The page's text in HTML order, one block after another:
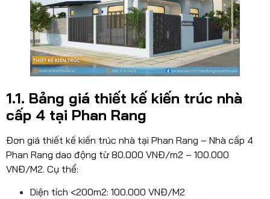
1.1. Bảng giá thiết kế kiến trúc nhà
cấp 4 tại Phan Rang
Đơn giá thiết kế kiến trúc nhà tại Phan Rang – Nhà cấp 4
Phan Rang dao động từ 80.000 VNĐ/m2 – 100.000
VNĐ/M2. Cụ thể:
Diện tích <200m2: 100.000 VNĐ/M2